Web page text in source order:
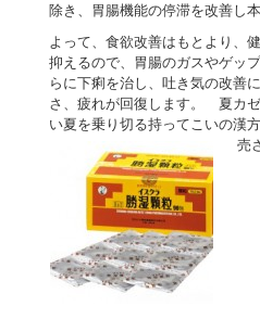
除き、胃腸機能の停滞を改善し
よって、食欲改善はもとより、
抑えるので、胃腸のガスやゲッ
らに下痢を治し、吐き気の改善
さ、疲れが回復します。 夏カ
い夏を乗り切る持ってこいの漢
売